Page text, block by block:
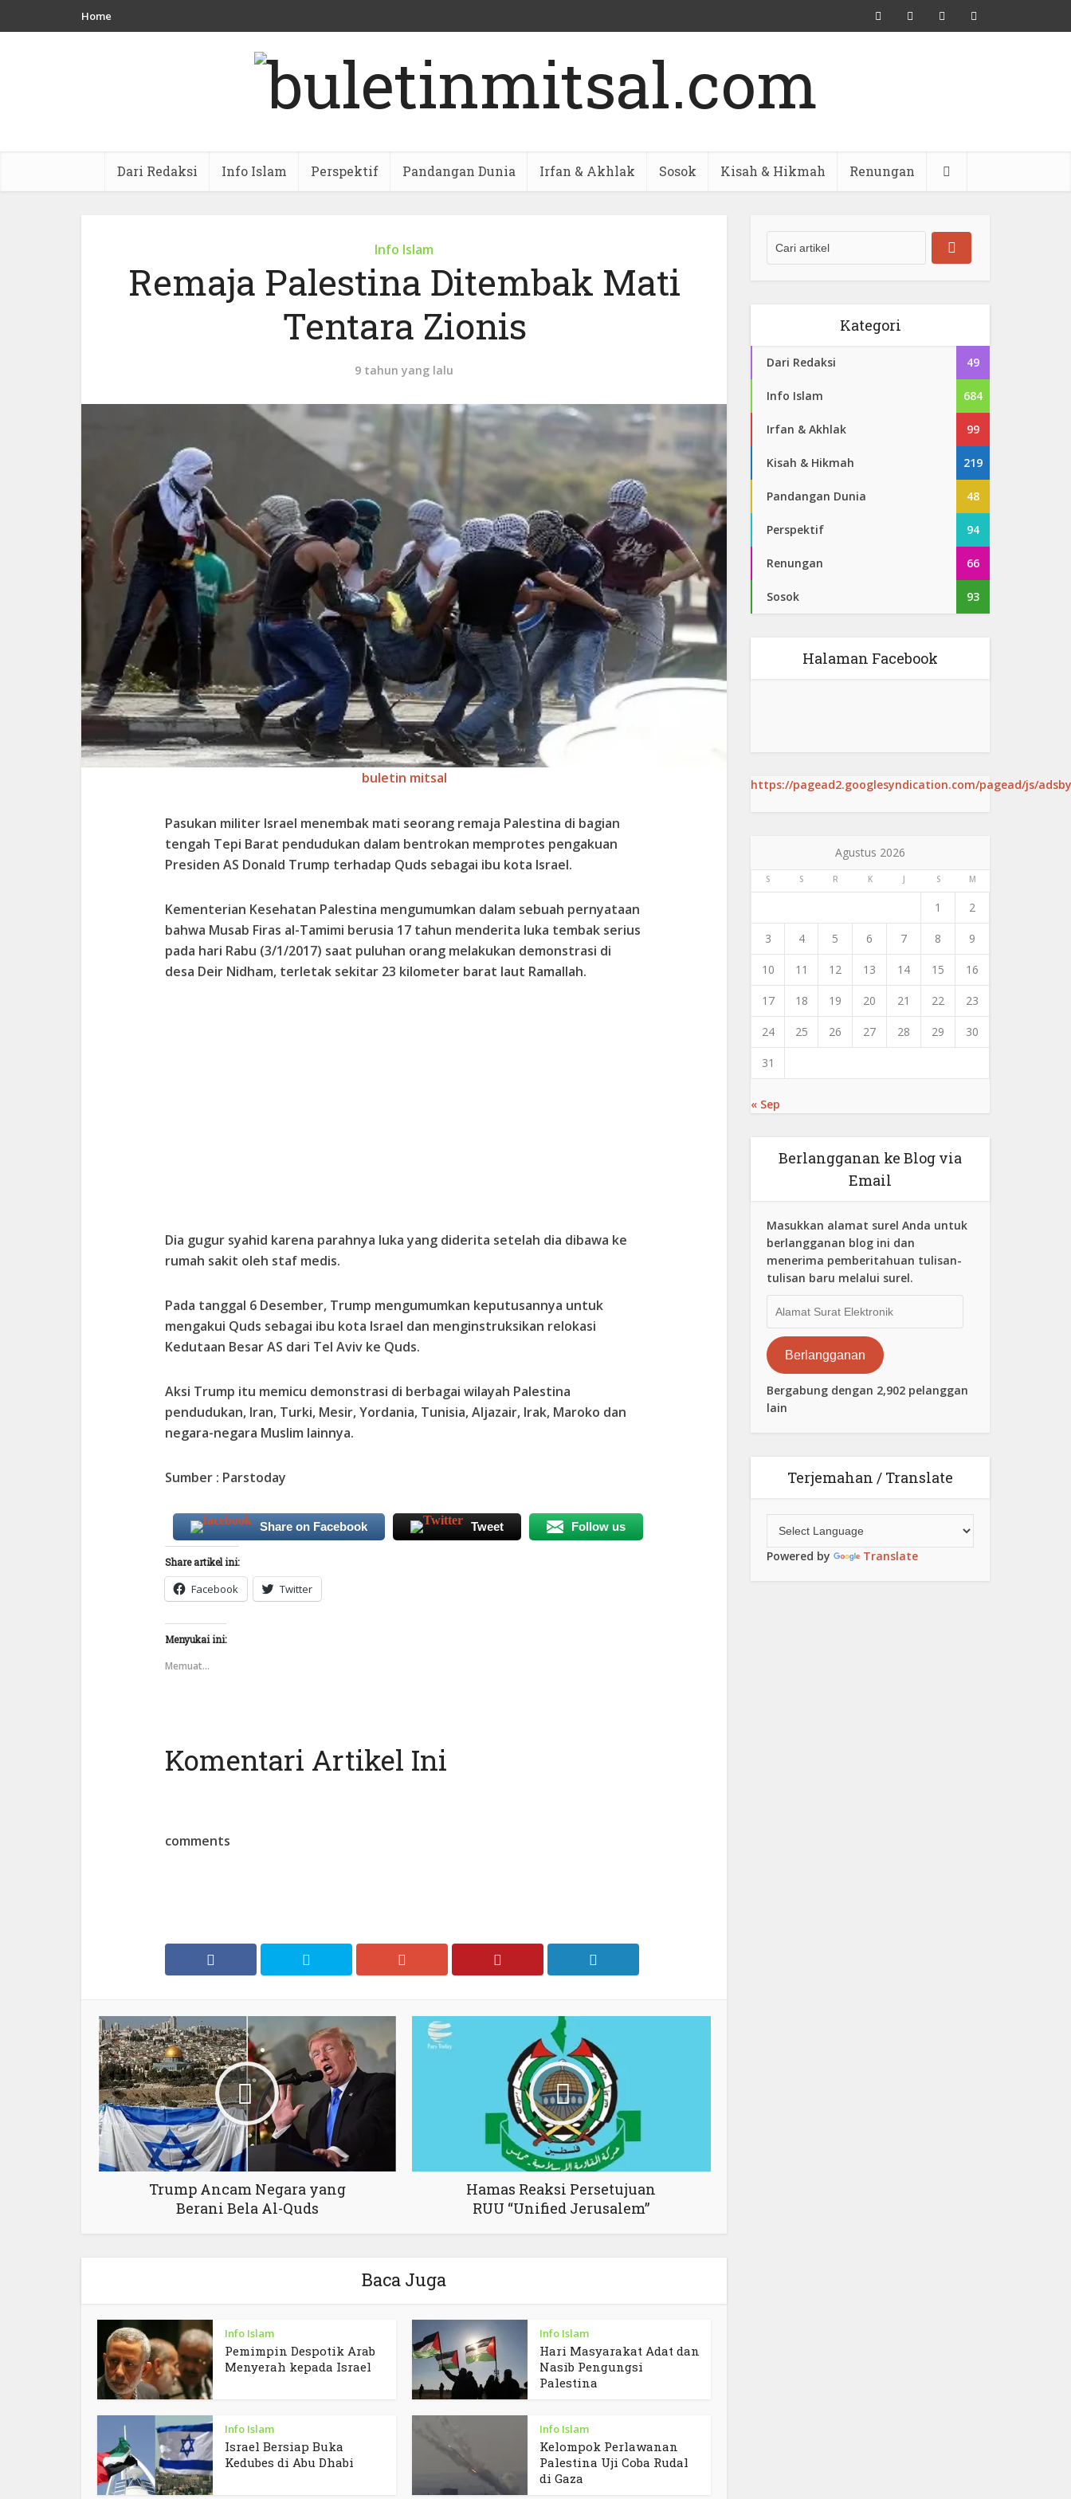
Home
Dari Redaksi Info Islam Perspektif Pandangan Dunia Irfan & Akhlak Sosok Kisah & Hikmah Renungan
Info Islam
Remaja Palestina Ditembak Mati
Tentara Zionis
9 tahun yang lalu
buletin mitsal
Pasukan militer Israel menembak mati seorang remaja Palestina di bagian
tengah Tepi Barat pendudukan dalam bentrokan memprotes pengakuan
Presiden AS Donald Trump terhadap Quds sebagai ibu kota Israel.
Kementerian Kesehatan Palestina mengumumkan dalam sebuah pernyataan
bahwa Musab Firas al-Tamimi berusia 17 tahun menderita luka tembak serius
pada hari Rabu (3/1/2017) saat puluhan orang melakukan demonstrasi di
desa Deir Nidham, terletak sekitar 23 kilometer barat laut Ramallah.
Dia gugur syahid karena parahnya luka yang diderita setelah dia dibawa ke
rumah sakit oleh staf medis.
Pada tanggal 6 Desember, Trump mengumumkan keputusannya untuk
mengakui Quds sebagai ibu kota Israel dan menginstruksikan relokasi
Kedutaan Besar AS dari Tel Aviv ke Quds.
Aksi Trump itu memicu demonstrasi di berbagai wilayah Palestina
pendudukan, Iran, Turki, Mesir, Yordania, Tunisia, Aljazair, Irak, Maroko dan
negara-negara Muslim lainnya.
Sumber : Parstoday
Share on Facebook Tweet Follow us
Share artikel ini:
Facebook Twitter
Menyukai ini:
Memuat...
Komentari Artikel Ini
comments
Trump Ancam Negara yang
Berani Bela Al-Quds
Hamas Reaksi Persetujuan
RUU “Unified Jerusalem”
Baca Juga
Info Islam
Pemimpin Despotik Arab
Menyerah kepada Israel
Info Islam
Hari Masyarakat Adat dan
Nasib Pengungsi
Palestina
Info Islam
Israel Bersiap Buka
Kedubes di Abu Dhabi
Info Islam
Kelompok Perlawanan
Palestina Uji Coba Rudal
di Gaza
Kategori
Dari Redaksi 49
Info Islam 684
Irfan & Akhlak 99
Kisah & Hikmah 219
Pandangan Dunia 48
Perspektif 94
Renungan 66
Sosok 93
Halaman Facebook
https://pagead2.googlesyndication.com/pagead/js/
Agustus 2026
S S R K J S M
1 2
3 4 5 6 7 8 9
10 11 12 13 14 15 16
17 18 19 20 21 22 23
24 25 26 27 28 29 30
31
« Sep
Berlangganan ke Blog via
Email
Masukkan alamat surel Anda untuk
berlangganan blog ini dan
menerima pemberitahuan tulisan-
tulisan baru melalui surel.
Surat
Elektronik
Berlangganan
Bergabung dengan 2,902 pelanggan
lain
Terjemahan / Translate
Powered by Translate